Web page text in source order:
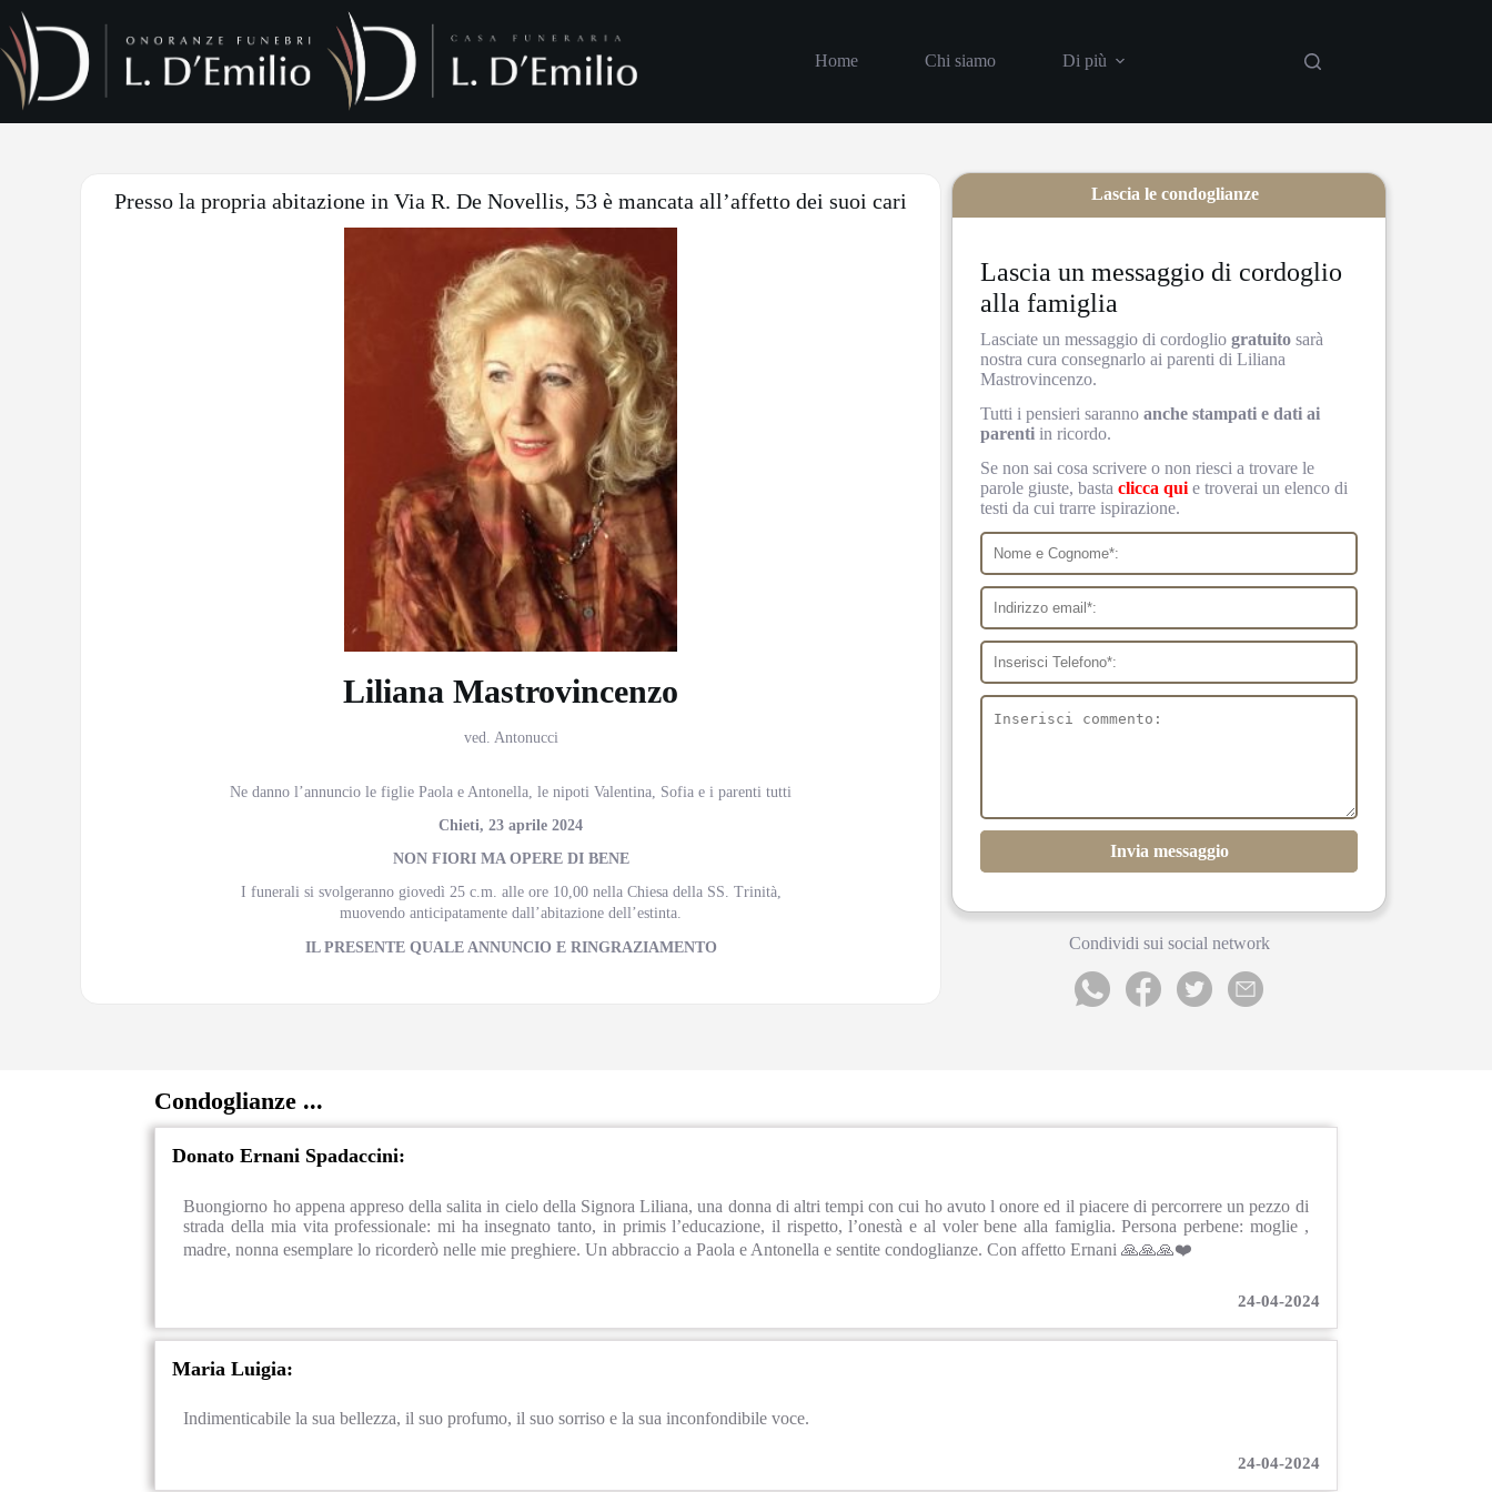
Home Chi siamo Di più
Presso la propria abitazione in Via R. De Novellis, 53 è mancata all’affetto dei suoi cari
Liliana Mastrovincenzo
ved. Antonucci
Ne danno l’annuncio le figlie Paola e Antonella, le nipoti Valentina, Sofia e i parenti tutti
Chieti, 23 aprile 2024
NON FIORI MA OPERE DI BENE
I funerali si svolgeranno giovedì 25 c.m. alle ore 10,00 nella Chiesa della SS. Trinità,
muovendo anticipatamente dall’abitazione dell’estinta.
IL PRESENTE QUALE ANNUNCIO E RINGRAZIAMENTO
Lascia un messaggio di cordoglio
alla famiglia
Lasciate un messaggio di cordogliogratuito sarà
nostra cura consegnarlo ai parenti di Liliana
Mastrovincenzo.
Tutti i pensieri sarannoanche stampati e dati ai
parenti in ricordo.
Se non sai cosa scrivere o non riesci a trovare le
parole giuste, bastaclicca qui e troverai un elenco di
testi da cui trarre ispirazione.
Invia messaggio
Lascia le condoglianze
Condividi sui social network
Condoglianze ...
Donato Ernani Spadaccini:
Buongiorno ho appena appreso della salita in cielo della Signora Liliana, una donna di altri tempi con cui ho avuto l onore ed il piacere di percorrere un pezzo di
strada della mia vita professionale: mi ha insegnato tanto, in primis l’educazione, il rispetto, l’onestà e al voler bene alla famiglia. Persona perbene: moglie ,
madre, nonna esemplare lo ricorderò nelle mie preghiere. Un abbraccio a Paola e Antonella e sentite condoglianze. Con affetto Ernani 🙏🙏🙏❤️
24-04-2024
Maria Luigia:
Indimenticabile la sua bellezza, il suo profumo, il suo sorriso e la sua inconfondibile voce.
24-04-2024